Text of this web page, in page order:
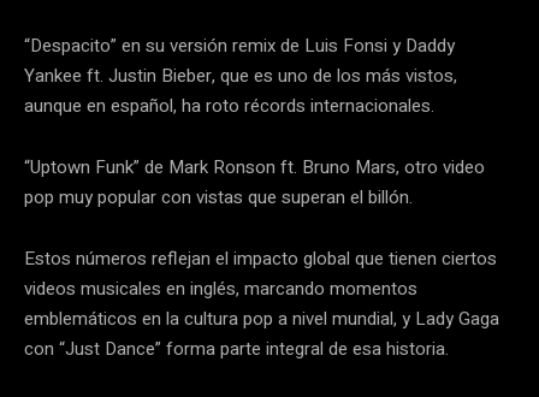
“Despacito” en su versión remix de Luis Fonsi y Daddy
Yankee ft. Justin Bieber, que es uno de los más vistos,
aunque en español, ha roto récords internacionales.
“Uptown Funk” de Mark Ronson ft. Bruno Mars, otro video
pop muy popular con vistas que superan el billón.
Estos números reflejan el impacto global que tienen ciertos
videos musicales en inglés, marcando momentos
emblemáticos en la cultura pop a nivel mundial, y Lady Gaga
con “Just Dance” forma parte integral de esa historia.